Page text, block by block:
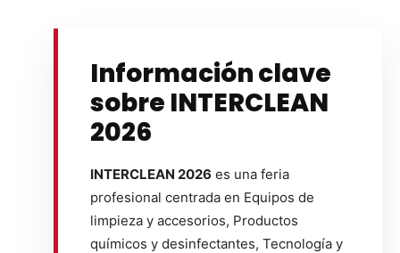
Información clave
sobre INTERCLEAN
2026
INTERCLEAN 2026 es una feria
profesional centrada en Equipos de
limpieza y accesorios, Productos
químicos y desinfectantes, Tecnología y